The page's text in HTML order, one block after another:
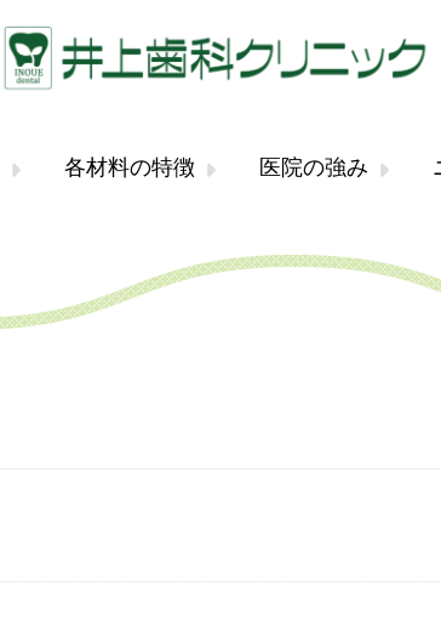
各材料の特徴 医院の強み